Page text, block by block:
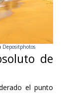
Depositphotos
de
el punto